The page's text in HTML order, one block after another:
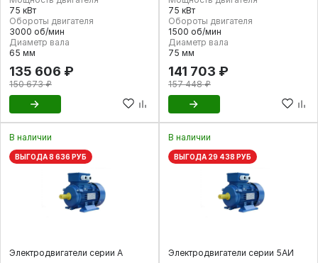
75 кВт
Обороты двигателя
3000 об/мин
Диаметр вала
65 мм
135 606 ₽
150 673 ₽
75 кВт
Обороты двигателя
1500 об/мин
Диаметр вала
75 мм
141 703 ₽
157 448 ₽
В наличии
ВЫГОДА 8 636 РУБ
Электродвигатели серии А
В наличии
ВЫГОДА 29 438 РУБ
Электродвигатели серии 5АИ